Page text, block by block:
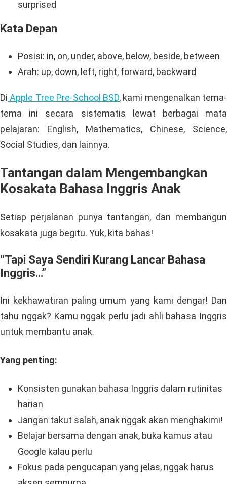
surprised
Kata Depan
Posisi: in, on, under, above, below, beside, between
Arah: up, down, left, right, forward, backward
Di Apple Tree Pre-School BSD, kami mengenalkan tema-
tema ini secara sistematis lewat berbagai mata
pelajaran: English, Mathematics, Chinese, Science,
Social Studies, dan lainnya.
Tantangan dalam Mengembangkan
Kosakata Bahasa Inggris Anak
Setiap perjalanan punya tantangan, dan membangun
kosakata juga begitu. Yuk, kita bahas!
“Tapi Saya Sendiri Kurang Lancar Bahasa
Inggris…”
Ini kekhawatiran paling umum yang kami dengar! Dan
tahu nggak? Kamu nggak perlu jadi ahli bahasa Inggris
untuk membantu anak.
Yang penting:
Konsisten gunakan bahasa Inggris dalam rutinitas
harian
Jangan takut salah, anak nggak akan menghakimi!
Belajar bersama dengan anak, buka kamus atau
Google kalau perlu
Fokus pada pengucapan yang jelas, nggak harus